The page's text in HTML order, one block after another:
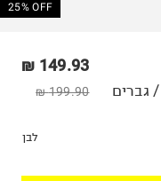
25% OFF
149.93 ₪
199.90 ₪
לבן